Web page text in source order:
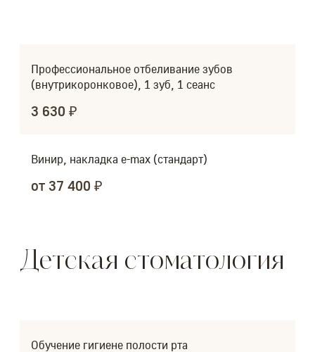
Профессиональное отбеливание зубов
(внутрикоронковое), 1 зуб, 1 сеанс
3 630 ₽
Винир, накладка e-max (стандарт)
от 37 400 ₽
Детская стоматология
Обучение гигиене полости рта